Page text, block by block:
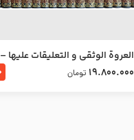
العروة الوثقى و التعليقات عليها –
طرح جدید
19.800.000 تومان